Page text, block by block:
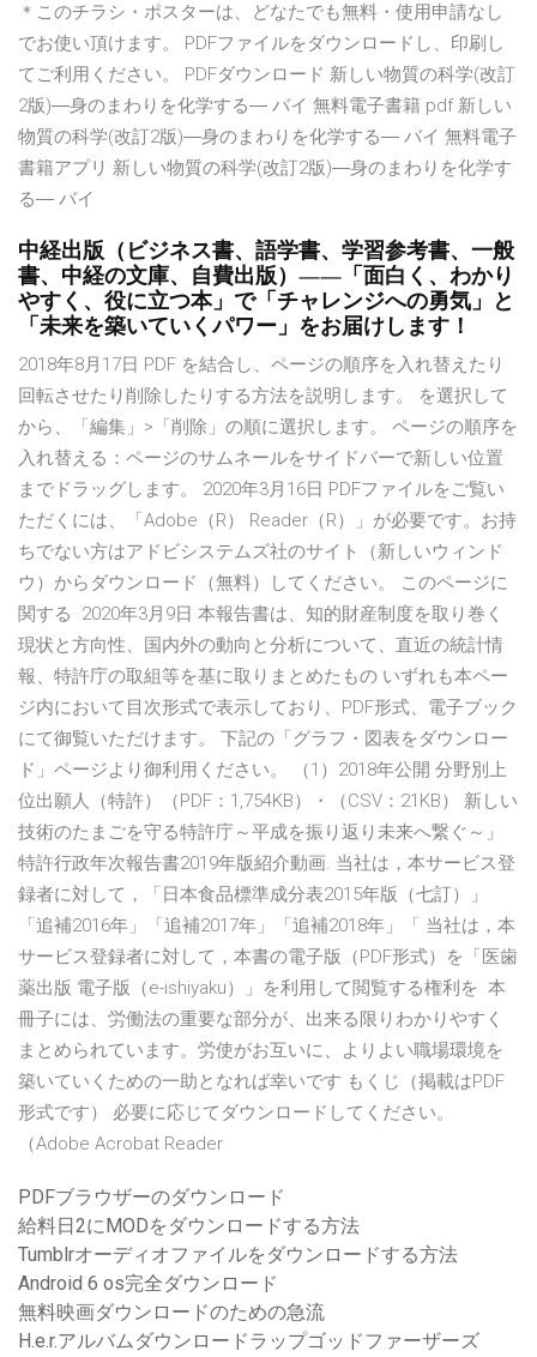
＊このチラシ・ポスターは、どなたでも無料・使用申請なし
でお使い頂けます。 PDFファイルをダウンロードし、印刷し
てご利用ください。 PDFダウンロード 新しい物質の科学(改訂
2版)―身のまわりを化学する― バイ 無料電子書籍 pdf 新しい
物質の科学(改訂2版)―身のまわりを化学する― バイ 無料電子
書籍アプリ 新しい物質の科学(改訂2版)―身のまわりを化学す
る― バイ
中経出版（ビジネス書、語学書、学習参考書、一般
書、中経の文庫、自費出版）——「面白く、わかり
やすく、役に立つ本」で「チャレンジへの勇気」と
「未来を築いていくパワー」をお届けします！
2018年8月17日 PDF を結合し、ページの順序を入れ替えたり
回転させたり削除したりする方法を説明します。 を選択して
から、「編集」>「削除」の順に選択します。 ページの順序を
入れ替える：ページのサムネールをサイドバーで新しい位置
までドラッグします。 2020年3月16日 PDFファイルをご覧い
ただくには、「Adobe（R） Reader（R）」が必要です。お持
ちでない方はアドビシステムズ社のサイト（新しいウィンド
ウ）からダウンロード（無料）してください。 このページに
関する 2020年3月9日 本報告書は、知的財産制度を取り巻く
現状と方向性、国内外の動向と分析について、直近の統計情
報、特許庁の取組等を基に取りまとめたもの いずれも本ペー
ジ内において目次形式で表示しており、PDF形式、電子ブック
にて御覧いただけます。 下記の「グラフ・図表をダウンロー
ド」ページより御利用ください。 （1）2018年公開 分野別上
位出願人（特許）（PDF：1,754KB）・（CSV：21KB） 新しい
技術のたまごを守る特許庁～平成を振り返り未来へ繋ぐ～」
特許行政年次報告書2019年版紹介動画. 当社は，本サービス登
録者に対して，「日本食品標準成分表2015年版（七訂）」
「追補2016年」「追補2017年」「追補2018年」「 当社は，本
サービス登録者に対して，本書の電子版（PDF形式）を「医歯
薬出版 電子版（e-ishiyaku）」を利用して閲覧する権利を 本
冊子には、労働法の重要な部分が、出来る限りわかりやすく
まとめられています。労使がお互いに、よりよい職場環境を
築いていくための一助となれば幸いです もくじ（掲載はPDF
形式です） 必要に応じてダウンロードしてください。
（Adobe Acrobat Reader
PDFブラウザーのダウンロード
給料日2にMODをダウンロードする方法
Tumblrオーディオファイルをダウンロードする方法
Android 6 os完全ダウンロード
無料映画ダウンロードのための急流
H.e.r.アルバムダウンロードラップゴッドファーザーズ